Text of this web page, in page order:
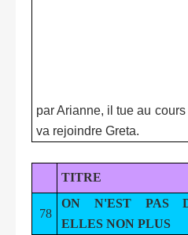
par Arianne, il tue au
va rejoindre Greta.
TITRE
78
ON N'EST PAS
ELLES NON PLUS